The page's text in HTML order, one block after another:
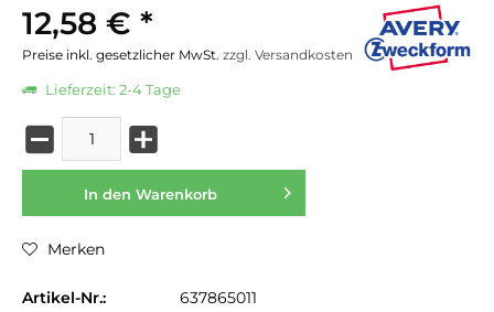
12,58 € *
Preise inkl. gesetzlicher MwSt. zzgl. Versandkosten
Lieferzeit: 2-4 Tage
In den Warenkorb
Merken
Artikel-Nr.:
637865011